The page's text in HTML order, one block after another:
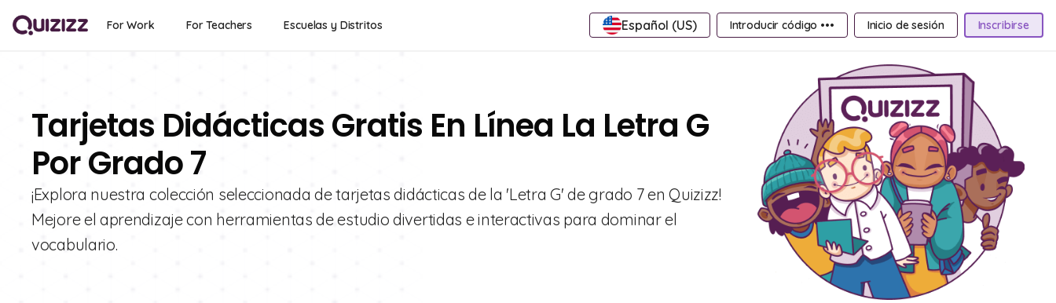
For Work For Teachers Escuelas y Distritos Español (US) Introducir código ••• Inicio de sesión Inscribirse
Tarjetas Didácticas Gratis En Línea La Letra G
Por Grado 7
¡Explora nuestra colección seleccionada de tarjetas didácticas de la 'Letra G' de grado 7 en Quizizz!
Mejore el aprendizaje con herramientas de estudio divertidas e interactivas para dominar el
vocabulario.